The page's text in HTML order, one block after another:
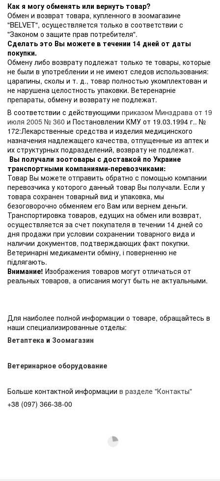
Как я могу обменять или вернуть товар?
Обмен и возврат товара, купленного в зоомагазине
"BELVET", осуществляется только в соответствии с
"Законом о защите прав потребителя".
Сделать это Вы можете в течении 14 дней от даты
покупки.
Обмену либо возврату подлежат только те товары, которые
не были в употреблении и не имеют следов использования:
царапины, сколы и т. д., товар полностью укомплектован и
не нарушена целостность упаковки. Ветеренарніе
препараты, обмену и возврату не подлежат.
В соответствии с действующими приказом Минздрава от 19
июля 2005 № 360 и Постановлении КМУ от 19.03.1994 г.. №
172:Лекарственные средства и изделия медицинского
назначения надлежащего качества, отпущенные из аптек и
их структурных подразделений, возврату не подлежат.
Вы получали зоотовары с доставкой по Украине
транспортными компаниями-перевозчиками:
Товар Вы можете отправить обратно с помощью компании
перевозчика у которого данный товар Вы получали. Если у
товара сохранен товарный вид и упаковка, мы
безоговорочно обменяем его Вам или вернем деньги.
Транспортировка товаров, едущих на обмен или возврат,
осуществляется за счет покупателя в течении 14 дней со
дня продажи при условии сохранении товарного вида и
наличии документов, подтверждающих факт покупки.
Ветеринарні медикаменти обміну, і поверненню не
підлягають.
Внимание! Изображения товаров могут отличаться от
реальных товаров, а описания могут быть не актуальными.
Для наиболее полной информации о товаре, обращайтесь в
наши специализированные отделы:
Ветаптека и Зоомагазин
Ветеринарное оборудование
Больше контактной информации в разделе "Контакты"
+38 (097) 366-38-00